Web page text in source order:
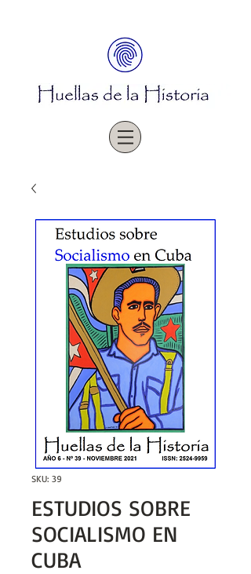
SKU: 39
ESTUDIOS SOBRE
SOCIALISMO EN
CUBA